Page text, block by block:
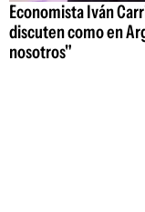
Economista Iván
discuten como en
nosotros"